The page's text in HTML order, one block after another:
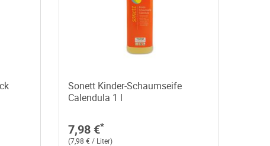
Sonett Kinder-Schaumseife
Calendula 1 l
7,98 €*
(7,98 € / Liter)